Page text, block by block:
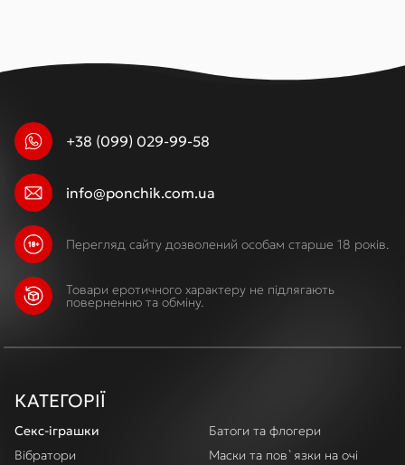
+38 (099) 029-99-58
info@ponchik.com.ua
Перегляд сайту дозволений особам старше 18 років.
Товари еротичного характеру не підлягають
поверненню та обміну.
КАТЕГОРІЇ
Секс-іграшки
Вібратори
Батоги та флогери
Маски та пов`язки на очі